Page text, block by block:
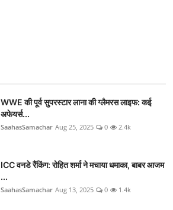
WWE की पूर्व सुपरस्टार लाना की ग्लैमरस लाइफ: कई
अफेयर्स...
SaahasSamachar Aug 25, 2025 0 2.4k
ICC वनडे रैंकिंग: रोहित शर्मा ने मचाया धमाका, बाबर आजम
...
SaahasSamachar Aug 13, 2025 0 1.4k